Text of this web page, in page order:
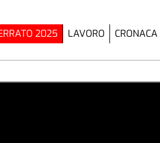
2025 LAVORO CRONACA